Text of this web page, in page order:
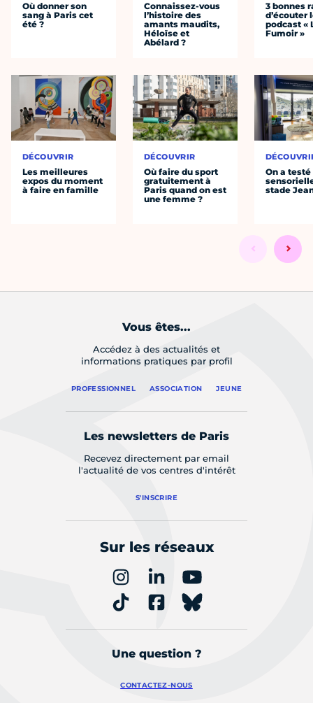
Où donner son
sang à Paris cet
été ?
DÉCOUVRIR
Les meilleures
expos du moment
à faire en famille
Connaissez-vous
l’histoire des
amants maudits,
Héloïse et
Abélard ?
DÉCOUVRIR
Où faire du sport
gratuitement à
Paris quand on est
une femme ?
3 bonnes
d’écouter
podcast «
Fumoir »
On a
stade
Vous êtes...
Accédez à des actualités et
informations pratiques par profil
PROFESSIONNEL ASSOCIATION JEUNE
Les newsletters de Paris
Recevez directement par email
l'actualité de vos centres d'intérêt
S'INSCRIRE
Sur les réseaux
Une question ?
CONTACTEZ-NOUS